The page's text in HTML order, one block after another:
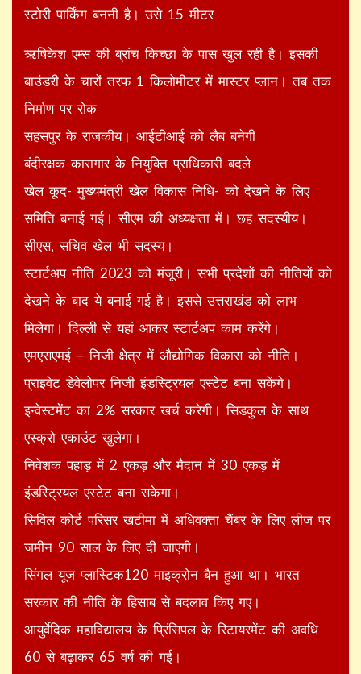
स्टोरी पार्किंग बननी है। उसे 15 मीटर
ऋषिकेश एम्स की ब्रांच किच्छा के पास खुल रही है। इसकी
बाउंडरी के चारों तरफ 1 किलोमीटर में मास्टर प्लान। तब तक
निर्माण पर रोक
सहसपुर के राजकीय। आईटीआई को लैब बनेगी
बंदीरक्षक कारागार के नियुक्ति प्राधिकारी बदले
खेल कूद- मुख्यमंत्री खेल विकास निधि- को देखने के लिए
समिति बनाई गई। सीएम की अध्यक्षता में। छह सदस्यीय।
सीएस, सचिव खेल भी सदस्य।
स्टार्टअप नीति 2023 को मंजूरी। सभी प्रदेशों की नीतियों को
देखने के बाद ये बनाई गई है। इससे उत्तराखंड को लाभ
मिलेगा। दिल्ली से यहां आकर स्टार्टअप काम करेंगे।
एमएसएमई – निजी क्षेत्र में औद्योगिक विकास को नीति।
प्राइवेट डेवेलोपर निजी इंडस्ट्रियल एस्टेट बना सकेंगे।
इन्वेस्टमेंट का 2% सरकार खर्च करेगी। सिडकुल के साथ
एस्क्रो एकाउंट खुलेगा।
निवेशक पहाड़ में 2 एकड़ और मैदान में 30 एकड़ में
इंडस्ट्रियल एस्टेट बना सकेगा।
सिविल कोर्ट परिसर खटीमा में अधिवक्ता चैंबर के लिए लीज पर
जमीन 90 साल के लिए दी जाएगी।
सिंगल यूज प्लास्टिक120 माइक्रोन बैन हुआ था। भारत
सरकार की नीति के हिसाब से बदलाव किए गए।
आयुर्वेदिक महाविद्यालय के प्रिंसिपल के रिटायरमेंट की अवधि
60 से बढ़ाकर 65 वर्ष की गई।